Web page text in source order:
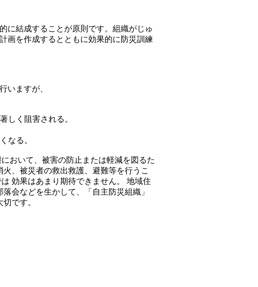
に結成することが原則です。組織がじゅ
画を作成するとともに効果的に防災訓練
いますが、
しく阻害される。
なる。
おいて、被害の防止または軽減を図るた
、被災者の救出救護、避難等を行うこ
効果はあまり期待できません。 地域住
会などを生かして、「自主防災組織」
です。